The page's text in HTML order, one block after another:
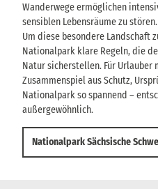
Wanderwege ermöglichen
sensiblen Lebensräume zu stören.
Um diese besondere Landschaft
Nationalpark klare Regeln, die
Natur sicherstellen. Für Urlauber
Zusammenspiel aus Schutz,
Nationalpark so spannend –
außergewöhnlich.
Nationalpark Sächsische